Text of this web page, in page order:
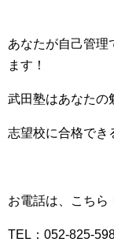
あなたが自己管理
ます！
武田塾はあなたの
志望校に合格でき
お電話は、こちら
TEL：052-825-